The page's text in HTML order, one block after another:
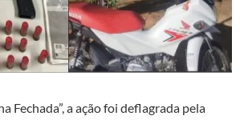
Fechada”, a ação foi deflagrada pela